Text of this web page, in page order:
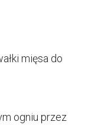
mięsa do
ogniu przez